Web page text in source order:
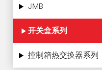
JMB
开关盒系列
控制箱热交换器系列